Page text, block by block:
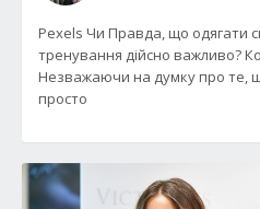
Pexels Чи Правда, що одягати
тренування дійсно важливо?
Незважаючи на думку про те,
просто